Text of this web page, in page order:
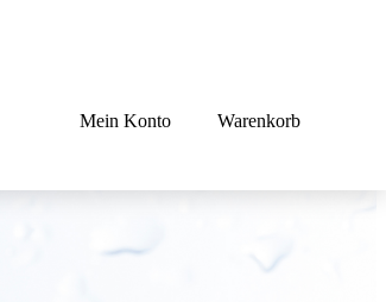
Mein Konto Warenkorb